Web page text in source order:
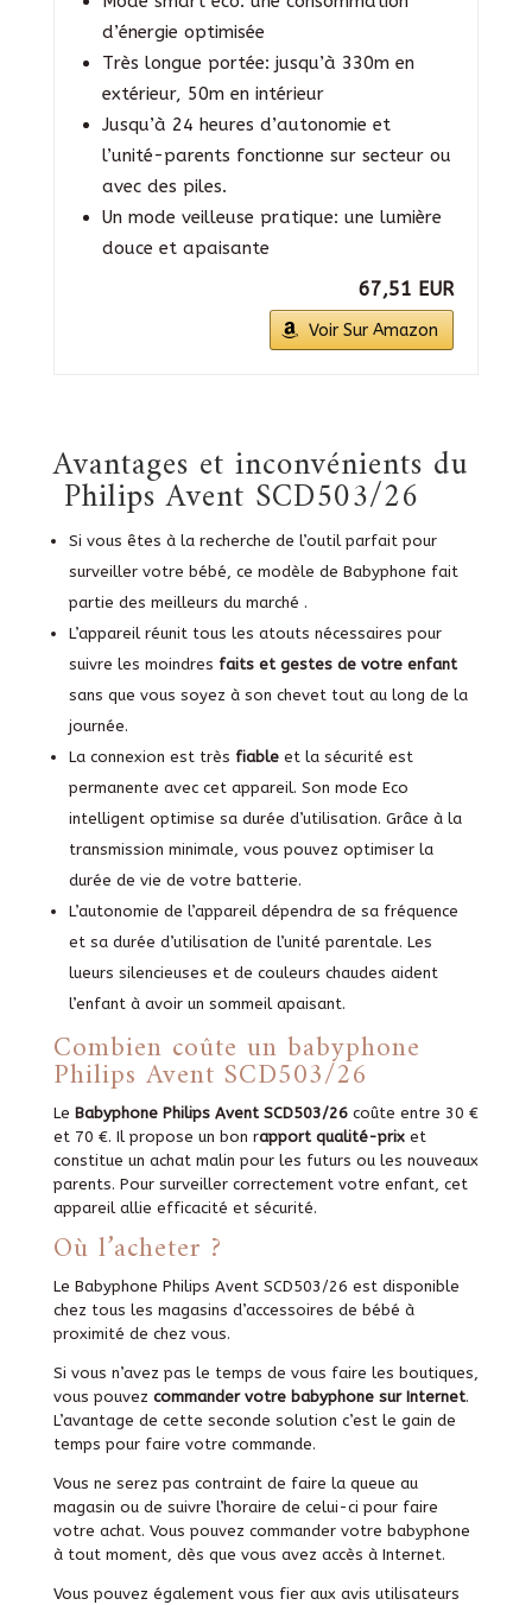
d’énergie optimisée
Très longue portée: jusqu’à 330m en
extérieur, 50m en intérieur
Jusqu’à 24 heures d’autonomie et
l’unité-parents fonctionne sur secteur ou
avec des piles.
Un mode veilleuse pratique: une lumière
douce et apaisante
67,51 EUR
Voir Sur Amazon
Avantages et inconvénients du
Philips Avent SCD503/26
Si vous êtes à la recherche de l’outil parfait pour
surveiller votre bébé, ce modèle de Babyphone fait
partie des meilleurs du marché .
L’appareil réunit tous les atouts nécessaires pour
suivre les moindres faits et gestes de votre enfant
sans que vous soyez à son chevet tout au long de la
journée.
La connexion est très fiableet la sécurité est
permanente avec cet appareil. Son mode Eco
intelligent optimise sa durée d’utilisation. Grâce à la
transmission minimale, vous pouvez optimiser la
durée de vie de votre batterie.
L’autonomie de l’appareil dépendra de sa fréquence
et sa durée d’utilisation de l’unité parentale. Les
lueurs silencieuses et de couleurs chaudes aident
l’enfant à avoir un sommeil apaisant.
Combien coûte un babyphone
Philips Avent SCD503/26
Le Babyphone Philips Avent SCD503/26coûte entre 30 €
et 70 €. Il propose un bon rapport qualité-prixet
constitue un achat malin pour les futurs ou les nouveaux
parents. Pour surveiller correctement votre enfant, cet
appareil allie efficacité et sécurité.
Où l’acheter ?
Le Babyphone Philips Avent SCD503/26 est disponible
chez tous les magasins d’accessoires de bébé à
proximité de chez vous.
Si vous n’avez pas le temps de vous faire les boutiques,
vous pouvez commander votre babyphone sur Internet.
L’avantage de cette seconde solution c’est le gain de
temps pour faire votre commande.
Vous ne serez pas contraint de faire la queue au
magasin ou de suivre l’horaire de celui-ci pour faire
votre achat. Vous pouvez commander votre babyphone
à tout moment, dès que vous avez accès à Internet.
Vous pouvez également vous fier aux avis utilisateurs